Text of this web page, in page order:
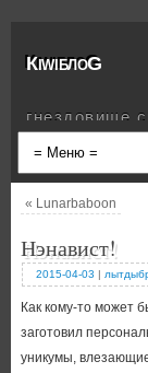
КiwiблоG
гнездовище
« Lunarbaboon
Нэнавист!
2015-04-03 |
Как кому-то может
заготовил
уникумы,